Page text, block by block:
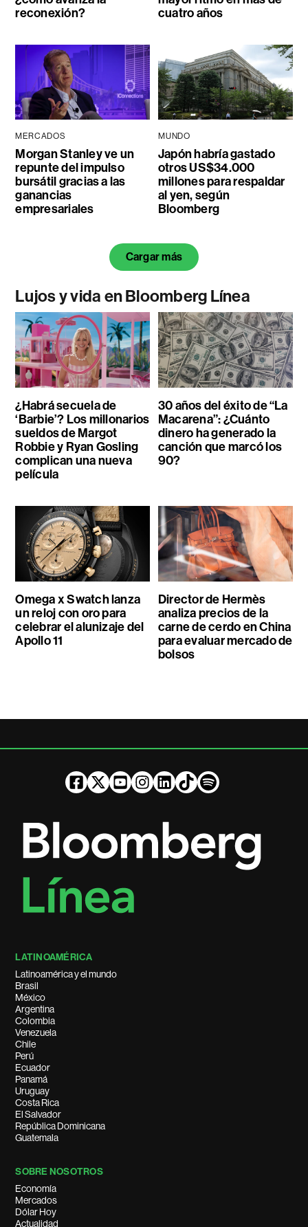
reconexión?
cuatro años
MERCADOS
Morgan Stanley ve un
repunte del impulso
bursátil gracias a las
ganancias
empresariales
MUNDO
Japón habría gastado
otros US$34.000
millones para respaldar
al yen, según
Bloomberg
Cargar más
Lujos y vida en Bloomberg Línea
¿Habrá secuela de
‘Barbie’? Los millonarios
sueldos de Margot
Robbie y Ryan Gosling
complican una nueva
película
30 años del éxito de “La
Macarena”: ¿Cuánto
dinero ha generado la
canción que marcó los
90?
Omega x Swatch lanza
un reloj con oro para
celebrar el alunizaje del
Apollo 11
Director de Hermès
analiza precios de la
carne de cerdo en China
para evaluar mercado de
bolsos
LATINOAMÉRICA
Latinoamérica y el mundo
Brasil
México
Argentina
Colombia
Venezuela
Chile
Perú
Ecuador
Panamá
Uruguay
Costa Rica
El Salvador
República Dominicana
Guatemala
SOBRE NOSOTROS
Economía
Mercados
Dólar Hoy
Actualidad